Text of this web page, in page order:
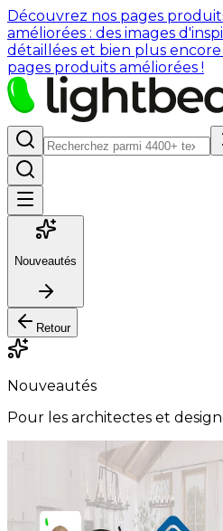
Découvrez nos pages
améliorées : des images
détaillées et bien plus encore
pages produits améliorées !
Nouveautés
Retour
Nouveautés
Pour les architectes et